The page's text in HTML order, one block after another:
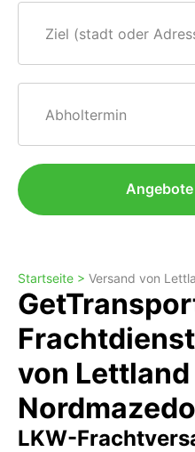
Ziel (stadt oder
Abholtermin
Startseite > Versand von
von
LKW-